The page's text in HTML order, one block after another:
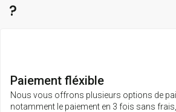
?
Paiement fléxible
Nous vous offrons plusieurs options de
notamment le paiement en 3 fois sans